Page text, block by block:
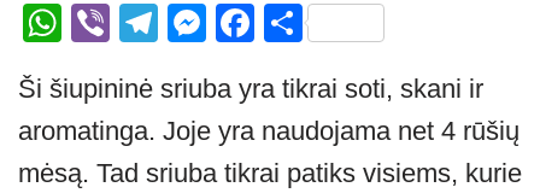
W
at
s
A
Vi
er
T
e
gr
a
M
ss
e
n
F
c
e
b
S
ar
e
Ši šiupininė sriuba yra tikrai soti, skani ir
aromatinga. Joje yra naudojama net 4 rūšių
mėsą. Tad sriuba tikrai patiks visiems, kurie